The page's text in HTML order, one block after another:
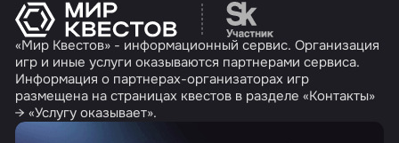
Перейти на сайт
«Мир Квестов» - информационный сервис. Организация
игр и иные услуги оказываются партнерами сервиса.
Информация о партнерах-организаторах игр
размещена на страницах квестов в разделе «Контакты»
→ «Услугу оказывает».